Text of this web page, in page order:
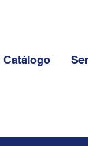
Catálogo